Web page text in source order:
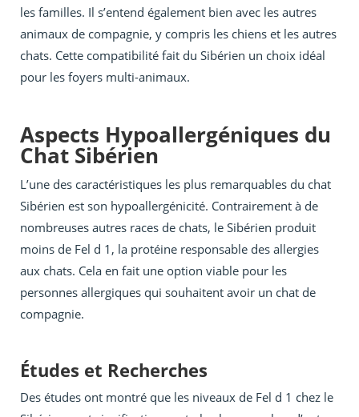
les familles. Il s’entend également bien avec les autres
animaux de compagnie, y compris les chiens et les autres
chats. Cette compatibilité fait du Sibérien un choix idéal
pour les foyers multi-animaux.
Aspects Hypoallergéniques du
Chat Sibérien
L’une des caractéristiques les plus remarquables du chat
Sibérien est son hypoallergénicité. Contrairement à de
nombreuses autres races de chats, le Sibérien produit
moins de Fel d 1, la protéine responsable des allergies
aux chats. Cela en fait une option viable pour les
personnes allergiques qui souhaitent avoir un chat de
compagnie.
Études et Recherches
Des études ont montré que les niveaux de Fel d 1 chez le